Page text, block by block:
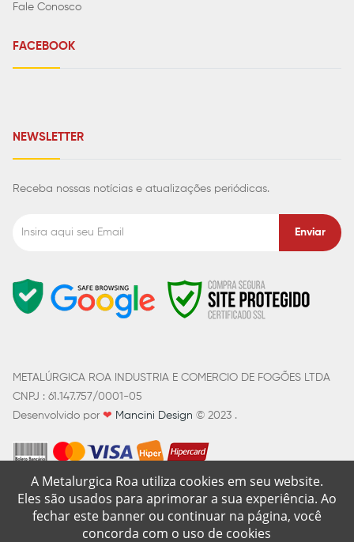
Fale Conosco
FACEBOOK
NEWSLETTER
Receba nossas notícias e atualizações periódicas.
Enviar
METALÚRGICA ROA INDUSTRIA E COMERCIO DE FOGÕES LTDA
CNPJ : 61.147.757/0001-05
Desenvolvido por ❤ Mancini Design © 2023 .
A Metalurgica Roa utiliza cookies em seu website.
Eles são usados para aprimorar a sua experiência. Ao
fechar este banner ou continuar na página, você
concorda com o uso de cookies